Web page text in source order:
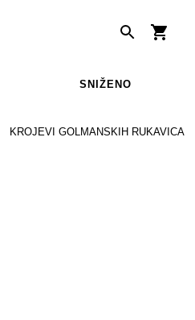
SNIŽENO
KROJEVI GOLMANSKIH RUKAVICA